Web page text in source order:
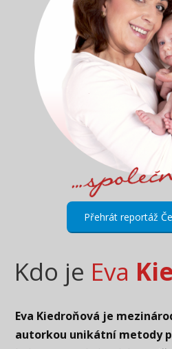
Přehrát reportáž
Kdo je Eva
Eva Kiedroňová je
autorkou unikátní metody